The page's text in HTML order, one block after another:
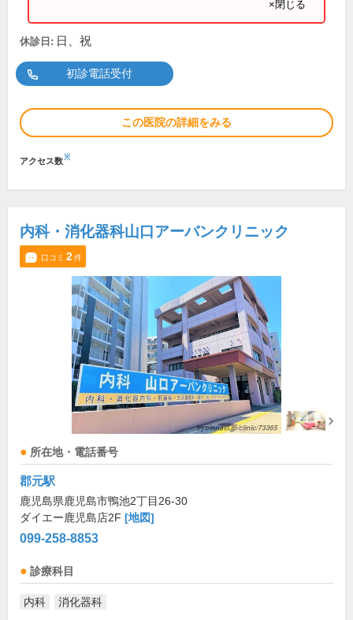
×閉じる
休診日: 日、祝
初診電話受付
この医院の詳細をみる
アクセス数※
内科・消化器科山口アーバンクリニック
口コミ 2件
所在地・電話番号
郡元駅
鹿児島県鹿児島市鴨池2丁目26-30
ダイエー鹿児島店2F [地図]
099-258-8853
診療科目
内科 消化器科